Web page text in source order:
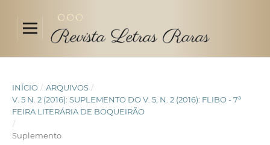
INÍCIO / ARQUIVOS /
V. 5 N. 2 (2016): SUPLEMENTO DO V. 5, N. 2 (2016): FLIBO - 7ª
FEIRA LITERÁRIA DE BOQUEIRÃO
/
Suplemento